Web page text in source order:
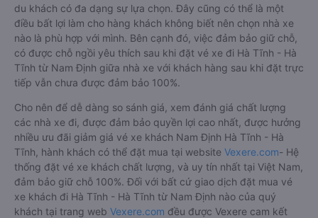
du khách có đa dạng sự lựa chọn. Đây cũng có thể là một
điều bất lợi làm cho hàng khách không biết nên chọn nhà xe
nào là phù hợp với mình. Bên cạnh đó, việc đảm bảo giữ chỗ,
có được chỗ ngồi yêu thích sau khi đặt vé xe đi Hà Tĩnh - Hà
Tĩnh từ Nam Định giữa nhà xe với khách hàng sau khi đặt trực
tiếp vẫn chưa được đảm bảo 100%.
Cho nên để dễ dàng so sánh giá, xem đánh giá chất lượng
các nhà xe đi, được đảm bảo quyền lợi cao nhất, được hưởng
nhiều ưu đãi giảm giá vé xe khách Nam Định Hà Tĩnh - Hà
Tĩnh, hành khách có thể đặt mua tại website Vexere.com- Hệ
thống đặt vé xe khách chất lượng, và uy tín nhất tại Việt Nam,
đảm bảo giữ chỗ 100%. Đối với bất cứ giao dịch đặt mua vé
xe khách đi Hà Tĩnh - Hà Tĩnh từ Nam Định nào của quý
khách tại trang web Vexere.com đều được Vexere cam kết